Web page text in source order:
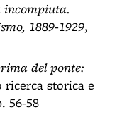
1889-1929,
del ponte:
ricerca storica e
56-58